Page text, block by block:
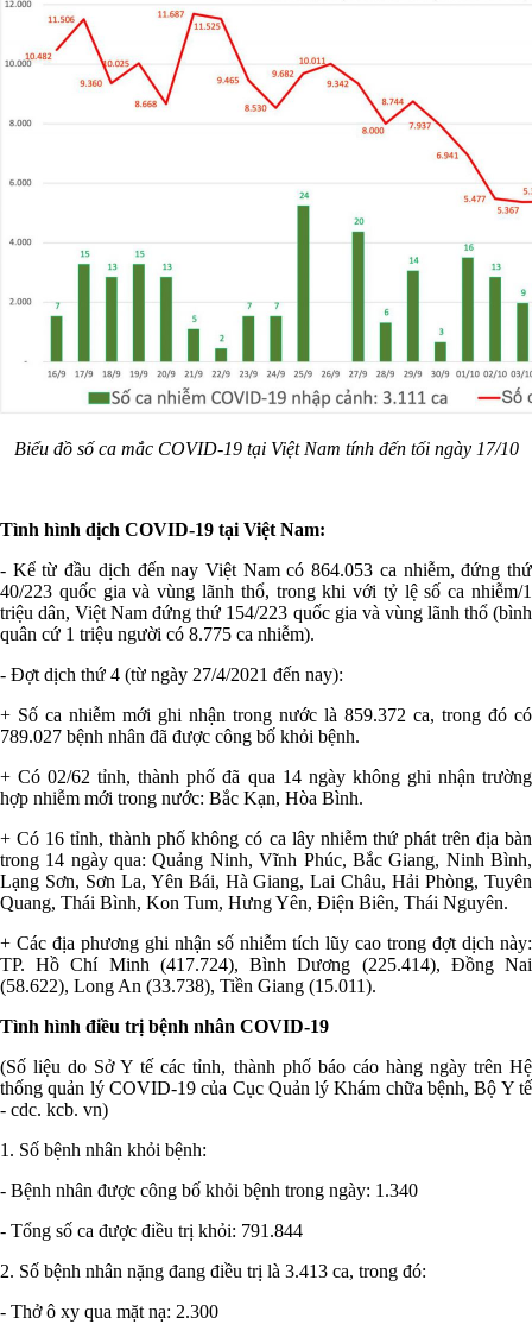
Biểu đồ số ca mắc COVID-19 tại Việt Nam tính đến tối ngày 17/10
Tình hình dịch COVID-19 tại Việt Nam:
- Kể từ đầu dịch đến nay Việt Nam có 864.053 ca nhiễm, đứng thứ
40/223 quốc gia và vùng lãnh thổ, trong khi với tỷ lệ số ca nhiễm/1
triệu dân, Việt Nam đứng thứ 154/223 quốc gia và vùng lãnh thổ (bình
quân cứ 1 triệu người có 8.775 ca nhiễm).
- Đợt dịch thứ 4 (từ ngày 27/4/2021 đến nay):
+ Số ca nhiễm mới ghi nhận trong nước là 859.372 ca, trong đó có
789.027 bệnh nhân đã được công bố khỏi bệnh.
+ Có 02/62 tỉnh, thành phố đã qua 14 ngày không ghi nhận trường
hợp nhiễm mới trong nước: Bắc Kạn, Hòa Bình.
+ Có 16 tỉnh, thành phố không có ca lây nhiễm thứ phát trên địa bàn
trong 14 ngày qua: Quảng Ninh, Vĩnh Phúc, Bắc Giang, Ninh Bình,
Lạng Sơn, Sơn La, Yên Bái, Hà Giang, Lai Châu, Hải Phòng, Tuyên
Quang, Thái Bình, Kon Tum, Hưng Yên, Điện Biên, Thái Nguyên.
+ Các địa phương ghi nhận số nhiễm tích lũy cao trong đợt dịch này:
TP. Hồ Chí Minh (417.724), Bình Dương (225.414), Đồng Nai
(58.622), Long An (33.738), Tiền Giang (15.011).
Tình hình điều trị bệnh nhân COVID-19
(Số liệu do Sở Y tế các tỉnh, thành phố báo cáo hàng ngày trên Hệ
thống quản lý COVID-19 của Cục Quản lý Khám chữa bệnh, Bộ Y tế
- cdc. kcb. vn)
1. Số bệnh nhân khỏi bệnh:
- Bệnh nhân được công bố khỏi bệnh trong ngày: 1.340
- Tổng số ca được điều trị khỏi: 791.844
2. Số bệnh nhân nặng đang điều trị là 3.413 ca, trong đó:
- Thở ô xy qua mặt nạ: 2.300